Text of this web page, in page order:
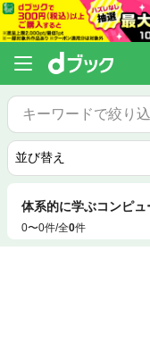
体系的に学ぶコンピュ
0〜0件/全0件